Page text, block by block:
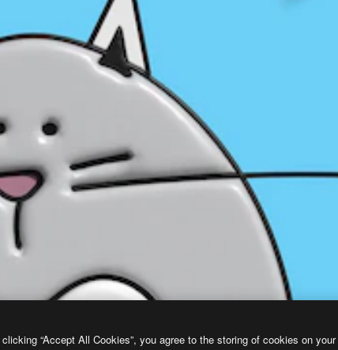
“Accept All Cookies”, you agree to the storing of cookies on